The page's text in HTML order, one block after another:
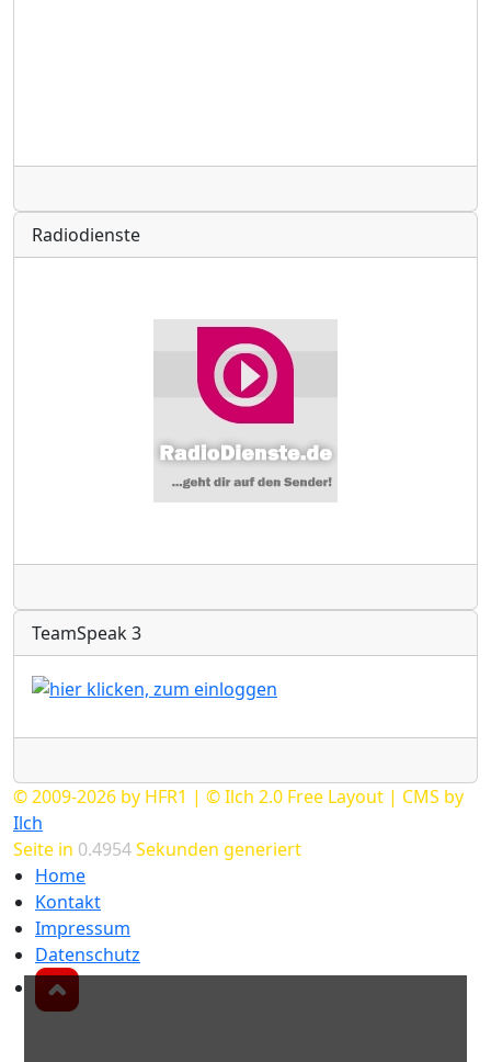
Radiodienste
TeamSpeak 3
© 2009-2026 by HFR1 | © Ilch 2.0 Free Layout | CMS by
Ilch
Seite in 0.4954Sekunden generiert
Home
Kontakt
Impressum
Datenschutz